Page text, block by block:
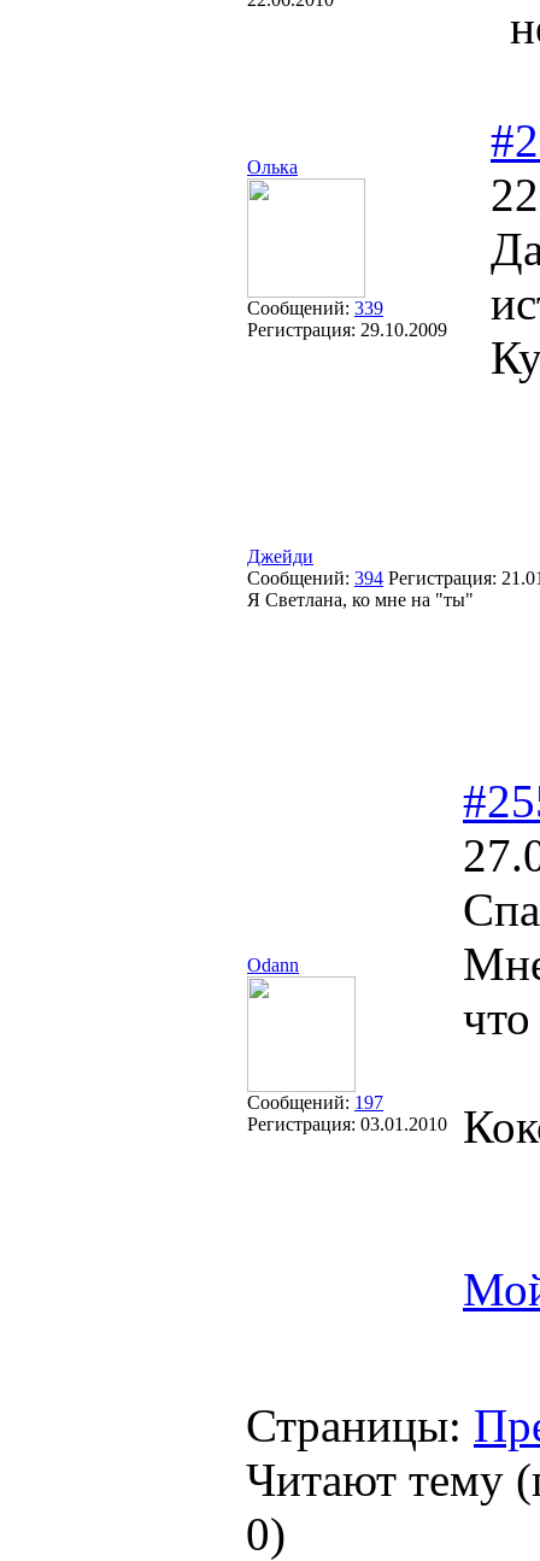
Олька
Сообщений: 339
Регистрация: 29.10.2009
Джейди
Сообщений: 394 Регистрация:
Я Светлана, ко мне на "ты"
Odann
Сообщений: 197
Регистрация: 03.01.2010
Страницы:
Читают тему
0)